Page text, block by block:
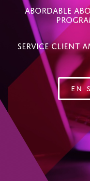
Abordable
Service client
EN